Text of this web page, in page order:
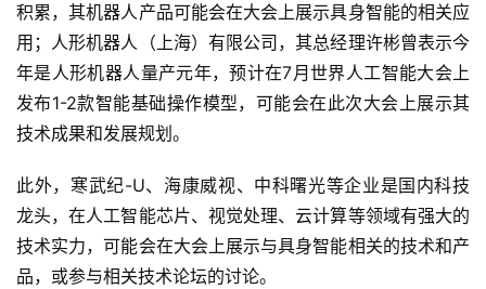
积累，其机器人产品可能会在大会上展示具身智能的相关应
用；人形机器人（上海）有限公司，其总经理许彬曾表示今
年是人形机器人量产元年，预计在7月世界人工智能大会上
发布1-2款智能基础操作模型，可能会在此次大会上展示其
技术成果和发展规划。
此外，寒武纪-U、海康威视、中科曙光等企业是国内科技
龙头，在人工智能芯片、视觉处理、云计算等领域有强大的
技术实力，可能会在大会上展示与具身智能相关的技术和产
品，或参与相关技术论坛的讨论。